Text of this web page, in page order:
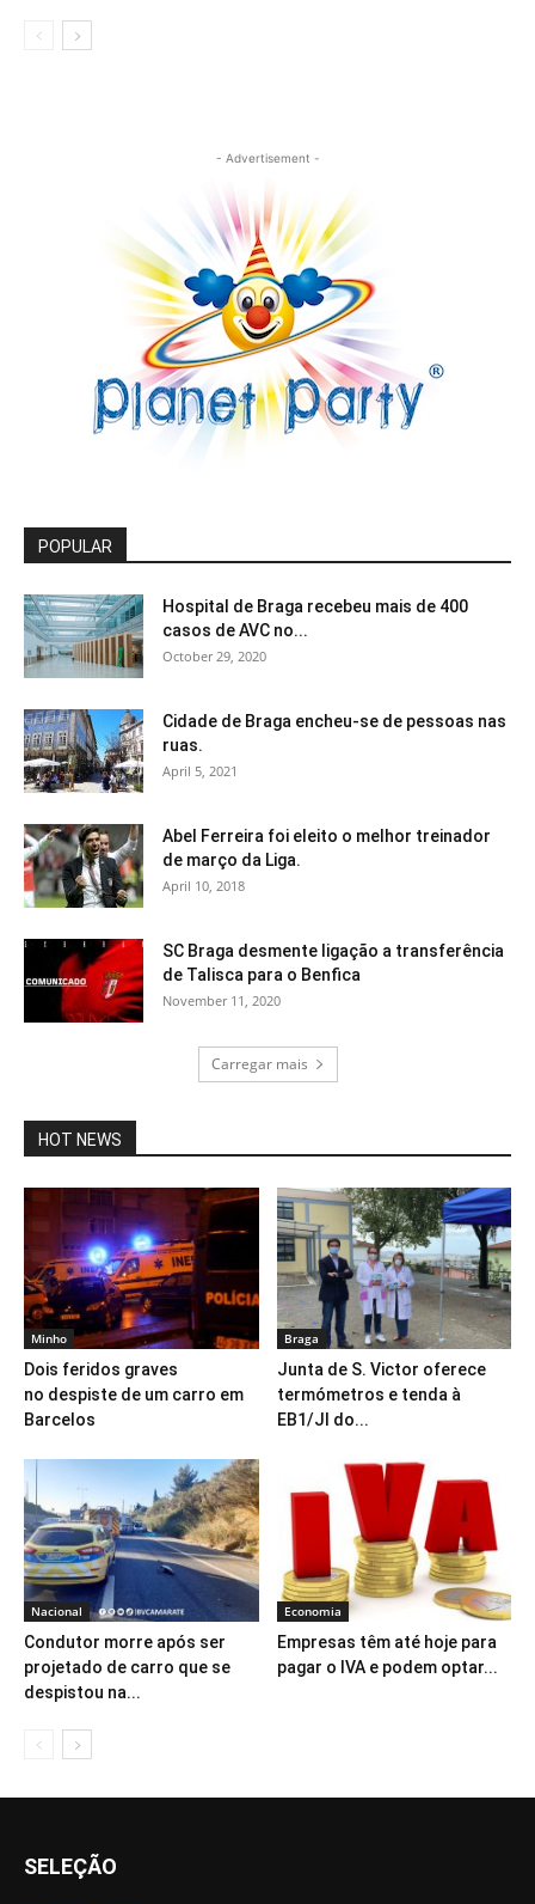
- Advertisement -
POPULAR
Hospital de Braga recebeu mais de 400
casos de AVC no...
October 29, 2020
Cidade de Braga encheu-se de pessoas nas
ruas.
April 5, 2021
Abel Ferreira foi eleito o melhor treinador
de março da Liga.
April 10, 2018
SC Braga desmente ligação a transferência
de Talisca para o Benfica
November 11, 2020
Carregar mais
HOT NEWS
Minho
Dois feridos graves
no despiste de um carro em
Barcelos
Braga
Junta de S. Victor oferece
termómetros e tenda à
EB1/JI do...
Nacional
Condutor morre após ser
projetado de carro que se
despistou na...
Economia
Empresas têm até hoje para
pagar o IVA e podem optar...
SELEÇÃO